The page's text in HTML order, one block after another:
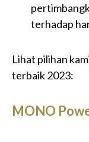
terhadap
Lihat pilihan
terbaik 2023:
MONO